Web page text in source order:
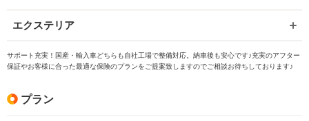
エクステリア
サポート充実！国産・輸入車どちらも自社工場で整備対応。納車後も安心です♪充実のアフター
保証やお客様に合った最適な保険のプランをご提案致しますのでご相談お待ちしております♪
プラン